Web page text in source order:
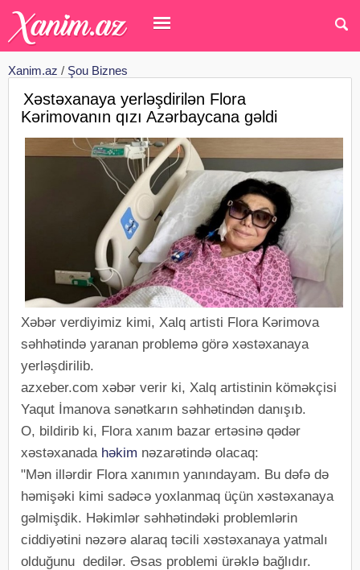
Xanim.az / Şou Biznes
Xəstəxanaya yerləşdirilən Flora
Kərimovanın qızı Azərbaycana gəldi
Xəbər verdiyimiz kimi, Xalq artisti Flora Kərimova
səhhətində yaranan problemə görə xəstəxanaya
yerləşdirilib.
azxeber.com xəbər verir ki, Xalq artistinin köməkçisi
Yaqut İmanova sənətkarın səhhətindən danışıb.
O, bildirib ki, Flora xanım bazar ertəsinə qədər
xəstəxanada həkim nəzarətində olacaq:
"Mən illərdir Flora xanımın yanındayam. Bu dəfə də
həmişəki kimi sadəcə yoxlanmaq üçün xəstəxanaya
gəlmişdik. Həkimlər səhhətindəki problemlərin
ciddiyətini nəzərə alaraq təcili xəstəxanaya yatmalı
olduğunu dedilər. Əsas problemi ürəklə bağlıdır.